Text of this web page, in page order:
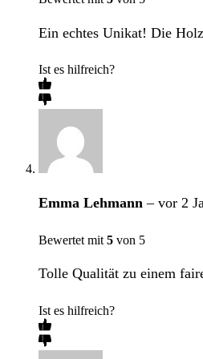
Ein echtes Unikat! Die
Ist es hilfreich?
Emma Lehmann– vor 2
Bewertet mit 5 von 5
Tolle Qualität zu einem
Ist es hilfreich?